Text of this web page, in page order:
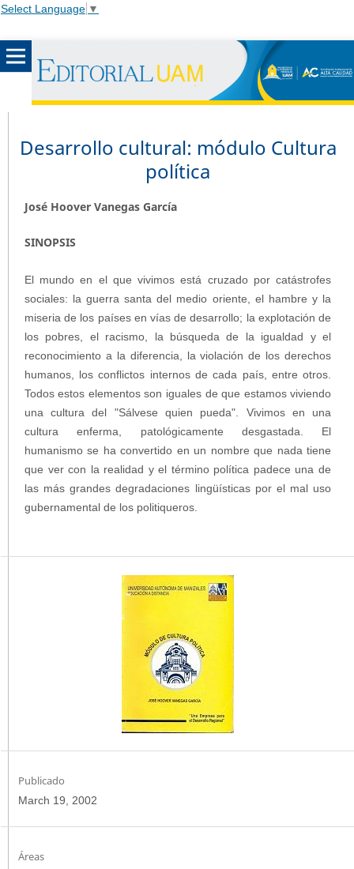
Select Language ▼
Desarrollo cultural: módulo Cultura
política
José Hoover Vanegas García
SINOPSIS
El mundo en el que vivimos está cruzado por catástrofes
sociales: la guerra santa del medio oriente, el hambre y la
miseria de los países en vías de desarrollo; la explotación de
los pobres, el racismo, la búsqueda de la igualdad y el
reconocimiento a la diferencia, la violación de los derechos
humanos, los conflictos internos de cada país, entre otros.
Todos estos elementos son iguales de que estamos viviendo
una cultura del "Sálvese quien pueda". Vivimos en una
cultura enferma, patológicamente desgastada. El
humanismo se ha convertido en un nombre que nada tiene
que ver con la realidad y el término política padece una de
las más grandes degradaciones lingüísticas por el mal uso
gubernamental de los politiqueros.
Publicado
March 19, 2002